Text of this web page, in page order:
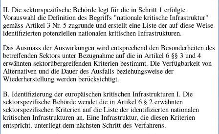
II. Die sektorspezifische Behörde legt für die in Schritt 1 erfolgte
Vorauswahl die Definition des Begriffs "nationale kritische Infrastruktur"
gemäss Artikel 3 Nr. 5 zugrunde und erstellt eine Liste der auf diese Weise
identifizierten potenziellen nationalen kritischen Infrastrukturen.
Das Ausmass der Auswirkungen wird entsprechend den Besonderheiten des
betreffenden Sektors unter Bezugnahme auf die in Artikel 6 §§ 3 und 4
erwähnten sektorübergreifenden Kriterien bestimmt. Die Verfügbarkeit von
Alternativen und die Dauer des Ausfalls beziehungsweise der
Wiederherstellung werden berücksichtigt.
B. Identifizierung der europäischen kritischen Infrastrukturen I. Die
sektorspezifische Behörde wendet die in Artikel 6 § 2 erwähnten
sektorspezifischen Kriterien auf die Liste der identifizierten nationalen
kritischen Infrastrukturen an. Eine Infrastruktur, die diesen Kriterien
entspricht, unterliegt dem nächsten Schritt des Verfahrens.